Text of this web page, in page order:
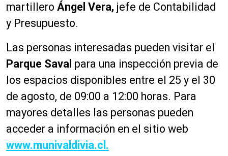
martillero Ángel Vera, jefe de Contabilidad
y Presupuesto.
Las personas interesadas pueden visitar el
Parque Saval para una inspección previa de
los espacios disponibles entre el 25 y el 30
de agosto, de 09:00 a 12:00 horas. Para
mayores detalles las personas pueden
acceder a información en el sitio web
www.munivaldivia.cl.